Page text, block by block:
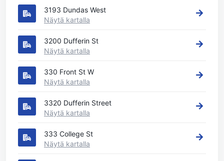
3193 Dundas West
Näytä kartalla
3200 Dufferin St
Näytä kartalla
330 Front St W
Näytä kartalla
3320 Dufferin Street
Näytä kartalla
333 College St
Näytä kartalla